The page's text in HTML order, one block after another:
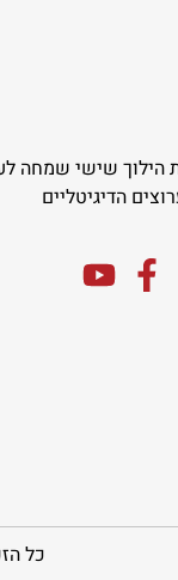
הילוך שישי שמחה
הדיגיטליים
כל